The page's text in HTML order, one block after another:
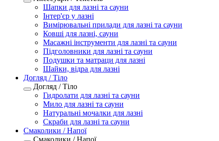
Шапки для лазні та сауни
Інтер'єр у лазні
Вимірювальні прилади для лазні та сауни
Ковші для лазні, сауни
Масажні інструменти для лазні та сауни
Підголовники для лазні та сауни
Подушки та матраци для лазні
Шайки, відра для лазні
Догляд / Тіло
Догляд / Тіло
Гидролати для лазні та сауни
Мило для лазні та сауни
Натуральні мочалки для лазні
Скраби для лазні та сауни
Смаколики / Напої
Смаколики / Напої